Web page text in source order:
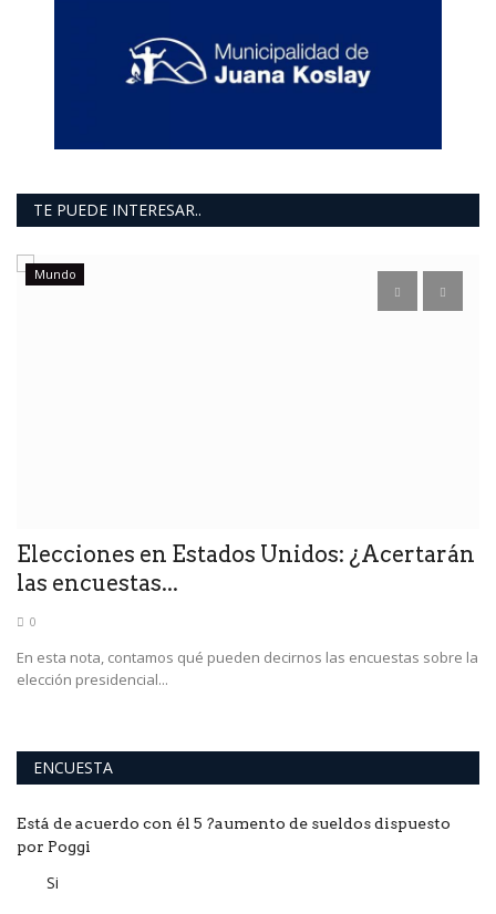
TE PUEDE INTERESAR..
Mundo
Elecciones en Estados Unidos: ¿Acertarán
las encuestas...
0
En esta nota, contamos qué pueden decirnos las encuestas sobre la
elección presidencial...
ENCUESTA
Está de acuerdo con él 5 ?aumento de sueldos dispuesto
por Poggi
Si